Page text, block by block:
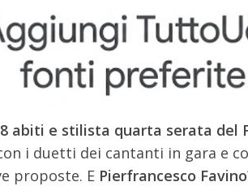
abiti e stilista quarta serata del
i duetti dei cantanti in gara e
proposte. E Pierfrancesco